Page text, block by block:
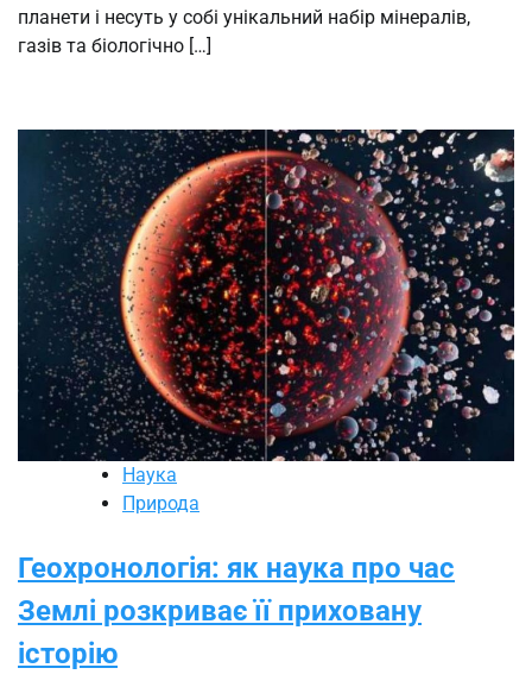
планети і несуть у собі унікальний набір мінералів,
газів та біологічно […]
Наука
Природа
Геохронологія: як наука про час
Землі розкриває її приховану
історію